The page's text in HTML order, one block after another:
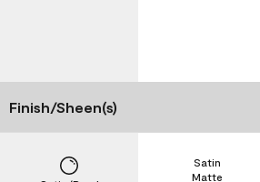
Finish/Sheen(s)
Matte
Satin